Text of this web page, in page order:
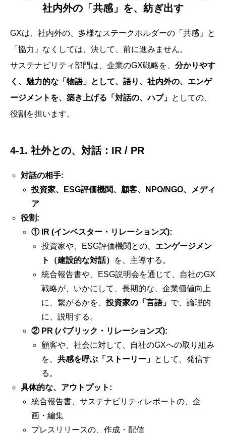
社内外の「共感」を、紡ぎ出す
GXは、社内外の、多様なステークホルダーの「共感」と
「協力」なくしては、決して、前に進みません。
サステナビリティ部門は、企業のGX戦略を、 分かりやす
く、魅力的な「物語」として、語り、社内外の、エンゲ
ージメントを、築き上げる「対話の、ハブ」 としての、
役割を担います。
4-1. 社外との、対話：IR / PR
対話の相手:
投資家、ESG評価機関、顧客、NPO/NGO、メディ
ア
役割:
① IR (インベスター・リレーションズ):
投資家や、ESG評価機関との、 エンゲージメン
ト（建設的な対話） を、主導する。
統合報告書や、ESG説明会を通じて、自社のGX
戦略が、いかにして、長期的な、企業価値向上
に、繋がるかを、投資家の「言語」 で、論理的
に、説明する。
② PR (パブリック・リレーションズ):
顧客や、社会に対して、自社のGXへの取り組み
を、共感を呼ぶ「ストーリー」 として、発信す
る。
具体的な、アウトプット:
統合報告書、サステナビリティレポートの、企
画・編集
プレスリリースの、作成・配信